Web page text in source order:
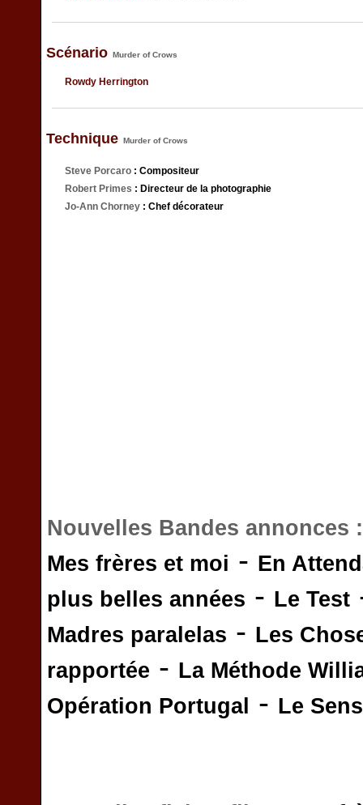
Scénario Murder of Crows
Rowdy Herrington
Technique Murder of Crows
Steve Porcaro : Compositeur
Robert Primes : Directeur de la photographie
Jo-Ann Chorney : Chef décorateur
Nouvelles Bandes annonces
Mes frères et moi - En
plus belles années - Le Test
Madres paralelas - Les
rapportée - La Méthode
Opération Portugal
- Le